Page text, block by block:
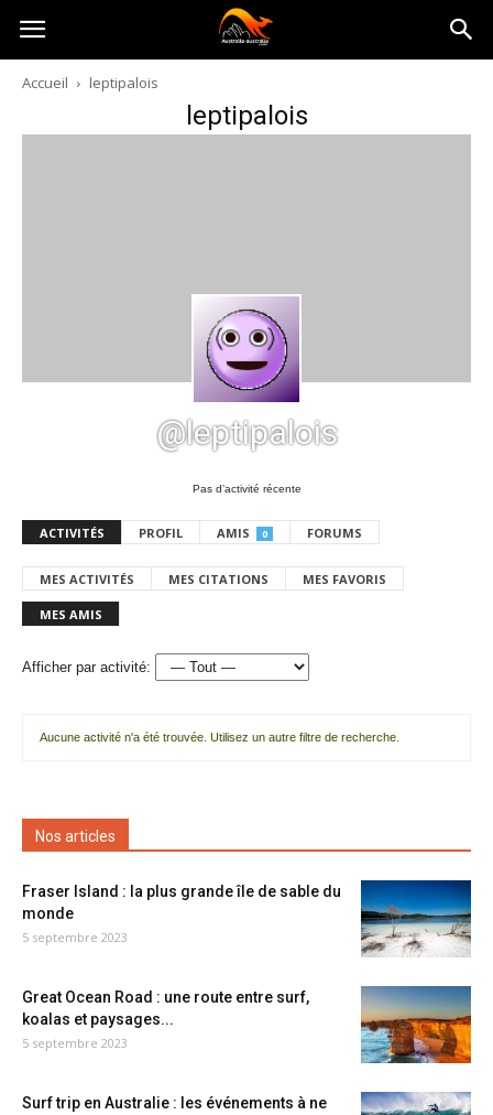
Australia-
australie.com
Accueil leptipalois
leptipalois
@leptipalois
Pas d’activité récente
ACTIVITÉS PROFIL AMIS 0 FORUMS
MES ACTIVITÉS MES CITATIONS MES FAVORIS
MES AMIS
Afficher par activité:
Aucune activité n'a été trouvée. Utilisez un autre filtre de recherche.
Nos articles
Fraser Island : la plus grande île de sable du
monde
5 septembre 2023
Great Ocean Road : une route entre surf,
koalas et paysages...
5 septembre 2023
Surf trip en Australie : les événements à ne